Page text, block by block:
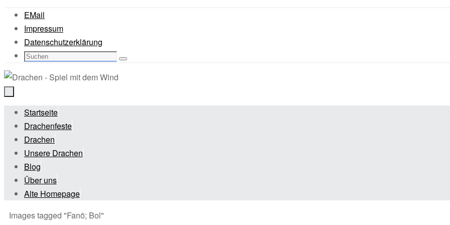
Zum
Inhalt
springen
EMail
Impressum
Datenschutzerklärung
Suche
Suchen
Zum
Inhalt
springen
Startseite
Drachenfeste
Drachen
Unsere Drachen
Blog
Über uns
Alte Homepage
Start
Images tagged "Fanö; Bol"